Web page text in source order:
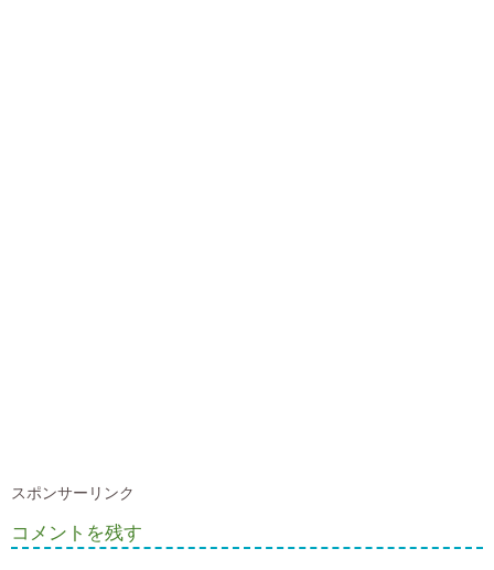
スポンサーリンク
コメントを残す